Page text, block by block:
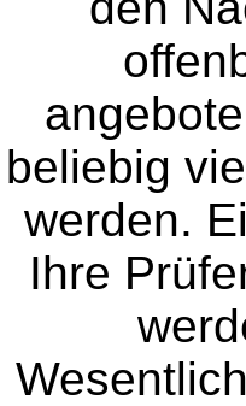
beliebig
werden.
Ihre